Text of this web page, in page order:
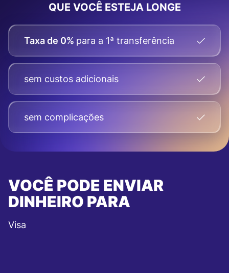
QUE VOCÊ ESTEJA LONGE
Taxa de 0% para a 1ª transferência
sem custos adicionais
sem complicações
VOCÊ PODE ENVIAR
DINHEIRO PARA
Visa